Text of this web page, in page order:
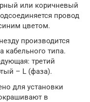
или коричневый
провод
цветом.
производится
кабельного типа.
третий
– L (фаза).
для установки
в